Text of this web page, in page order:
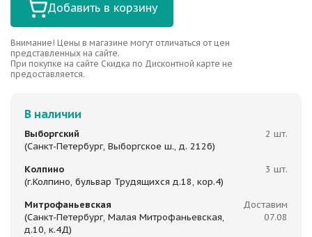
Добавить в корзину
Внимание! Цены в магазине могут отличаться от цен
представленных на сайте.
При покупке на сайте Скидка по Дисконтной карте не
предоставляется.
В наличии
Выборгский
(Санкт-Петербург, Выборгское ш., д. 212б)
2 шт.
Колпино
(г.Колпино, бульвар Трудящихся д.18, кор.4)
3 шт.
Митрофаньевская
(Санкт-Петербург, Малая Митрофаньевская,
д.10, к.4Д)
Доставим
07.08